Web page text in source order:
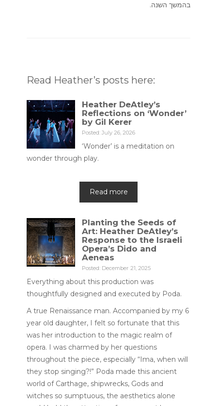
בהמשך השנה.
Read Heather’s posts here:
Heather DeAtley’s
Reflections on ‘Wonder’
by Gil Kerer
Posted: July 26, 2026
‘Wonder’ is a meditation on
wonder through play.
Read more
Planting the Seeds of
Art: Heather DeAtley’s
Response to the Israeli
Opera’s Dido and
Aeneas
Posted: December 21, 2025
Everything about this production was
thoughtfully designed and executed by Poda.
A true Renaissance man. Accompanied by my 6
year old daughter, I felt so fortunate that this
was her introduction to the magic realm of
opera. I was charmed by her questions
throughout the piece, especially “Ima, when will
they stop singing?!” Poda made this ancient
world of Carthage, shipwrecks, Gods and
witches so sumptuous, the aesthetics alone